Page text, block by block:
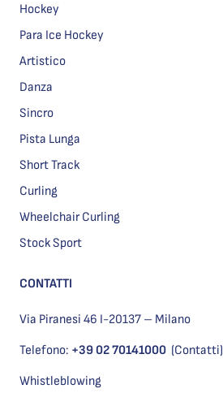
Hockey
Para Ice Hockey
Artistico
Danza
Sincro
Pista Lunga
Short Track
Curling
Wheelchair Curling
Stock Sport
CONTATTI
Via Piranesi 46 I-20137 – Milano
Telefono: +39 02 70141000 (Contatti)
Whistleblowing